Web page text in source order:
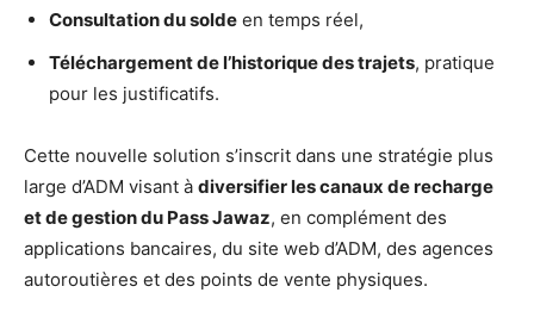
Consultation du solde en temps réel,
Téléchargement de l’historique des trajets, pratique
pour les justificatifs.
Cette nouvelle solution s’inscrit dans une stratégie plus
large d’ADM visant à diversifier les canaux de recharge
et de gestion du Pass Jawaz, en complément des
applications bancaires, du site web d’ADM, des agences
autoroutières et des points de vente physiques.